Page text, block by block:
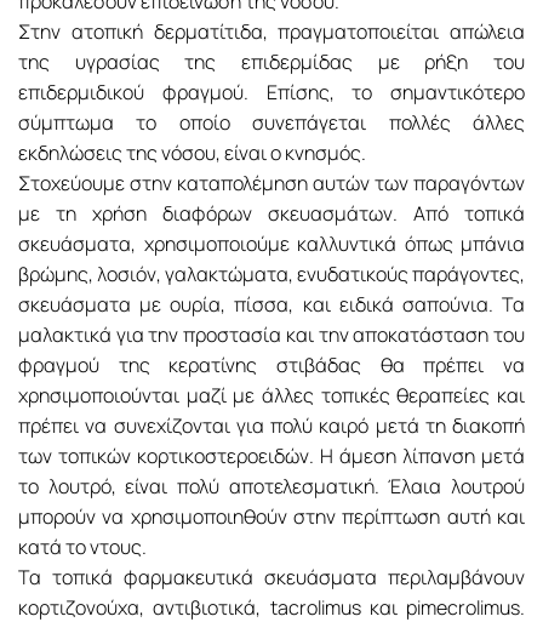
Στην ατοπική δερματίτιδα, πραγματοποιείται απώλεια
της υγρασίας της επιδερμίδας με ρήξη του
επιδερμιδικού φραγμού. Επίσης, το σημαντικότερο
σύμπτωμα το οποίο συνεπάγεται πολλές άλλες
εκδηλώσεις της νόσου, είναι ο κνησμός.
Στοχεύουμε στην καταπολέμηση αυτών των παραγόντων
με τη χρήση διαφόρων σκευασμάτων. Από τοπικά
σκευάσματα, χρησιμοποιούμε καλλυντικά όπως μπάνια
βρώμης, λοσιόν, γαλακτώματα, ενυδατικούς παράγοντες,
σκευάσματα με ουρία, πίσσα, και ειδικά σαπούνια. Τα
μαλακτικά για την προστασία και την αποκατάσταση του
φραγμού της κερατίνης στιβάδας θα πρέπει να
χρησιμοποιούνται μαζί με άλλες τοπικές θεραπείες και
πρέπει να συνεχίζονται για πολύ καιρό μετά τη διακοπή
των τοπικών κορτικοστεροειδών. Η άμεση λίπανση μετά
το λουτρό, είναι πολύ αποτελεσματική. Έλαια λουτρού
μπορούν να χρησιμοποιηθούν στην περίπτωση αυτή και
κατά το ντους.
Τα τοπικά φαρμακευτικά σκευάσματα περιλαμβάνουν
κορτιζονούχα, αντιβιοτικά, tacrolimus και pimecrolimus.